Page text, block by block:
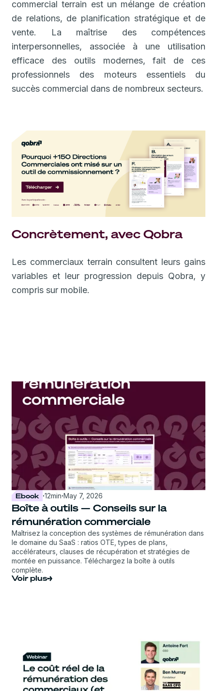
commercial terrain est un mélange de création
de relations, de planification stratégique et de
vente. La maîtrise des compétences
interpersonnelles, associée à une utilisation
efficace des outils modernes, fait de ces
professionnels des moteurs essentiels du
succès commercial dans de nombreux secteurs.
Concrètement, avec Qobra
Les commerciaux terrain consultent leurs gains
variables et leur progression depuis Qobra, y
compris sur mobile.
Ebook ·12min·May 7, 2026
Boîte à outils — Conseils sur la
rémunération commerciale
Maîtrisez la conception des systèmes de rémunération dans
le domaine du SaaS : ratios OTE, types de plans,
accélérateurs, clauses de récupération et stratégies de
montée en puissance. Téléchargez la boîte à outils
complète.
Voir plus